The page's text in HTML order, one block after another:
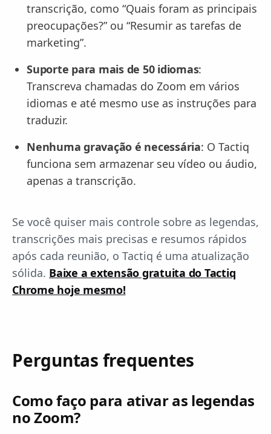
transcrição, como “Quais foram as principais
preocupações?” ou “Resumir as tarefas de
marketing”.
Suporte para mais de 50 idiomas:
Transcreva chamadas do Zoom em vários
idiomas e até mesmo use as instruções para
traduzir.
Nenhuma gravação é necessária: O Tactiq
funciona sem armazenar seu vídeo ou áudio,
apenas a transcrição.
Se você quiser mais controle sobre as legendas,
transcrições mais precisas e resumos rápidos
após cada reunião, o Tactiq é uma atualização
sólida. Baixe a extensão gratuita do Tactiq
Chrome hoje mesmo!
Perguntas frequentes
Como faço para ativar as legendas
no Zoom?